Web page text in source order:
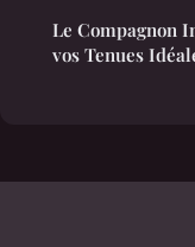
Le Compagnon
vos Tenues